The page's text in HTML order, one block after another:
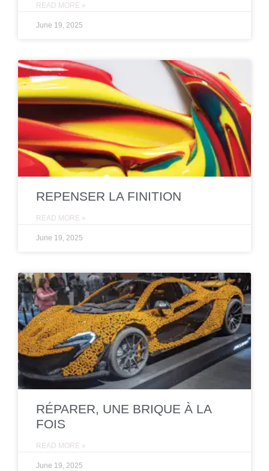
READ MORE »
June 19, 2025
REPENSER LA FINITION
READ MORE »
June 19, 2025
RÉPARER, UNE BRIQUE À LA
FOIS
READ MORE »
June 19, 2025